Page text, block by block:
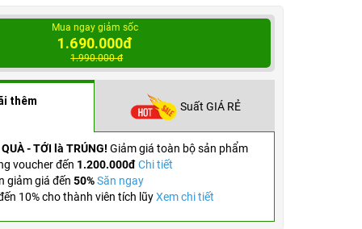
Mua ngay giảm sốc
1.690.000đ
1.990.000 đ
thêm Suất GIÁ RẺ
- TỚI là TRÚNG! Giảm giá toàn bộ sản phẩm
voucher đến 1.200.000đ Chi tiết
giảm giá đến 50% Săn ngay
10% cho thành viên tích lũyXem chi tiết